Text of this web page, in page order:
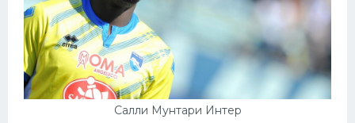
Салли Мунтари Интер